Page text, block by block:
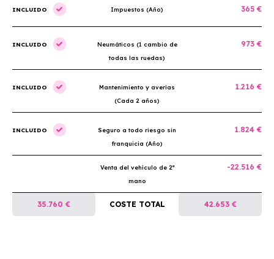
INCLUIDO Impuestos (Año) 365 €
INCLUIDO
Neumáticos (1 cambio de
todas las ruedas)
973 €
INCLUIDO
Mantenimiento y averías
(Cada 2 años)
1.216 €
INCLUIDO
Seguro a todo riesgo sin
franquicia (Año)
1.824 €
Venta del vehículo de 2ª
mano
-22.516 €
35.760 € COSTE TOTAL 42.653 €